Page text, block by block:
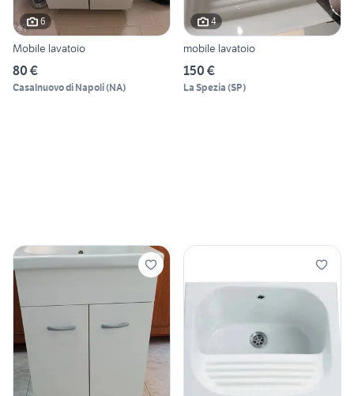
6
Mobile lavatoio
80 €
Casalnuovo di Napoli(NA)
4
mobile lavatoio
150 €
La Spezia (SP)